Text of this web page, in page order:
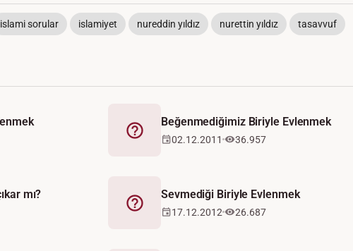
islami sorular islamiyet nureddin yıldız nurettin yıldız tasavvuf
Fetva
Beğenmediğimiz Biriyle Evlenmek
02.12.2011 36.957
mı?
Fetva
Sevmediği Biriyle Evlenmek
17.12.2012 26.687